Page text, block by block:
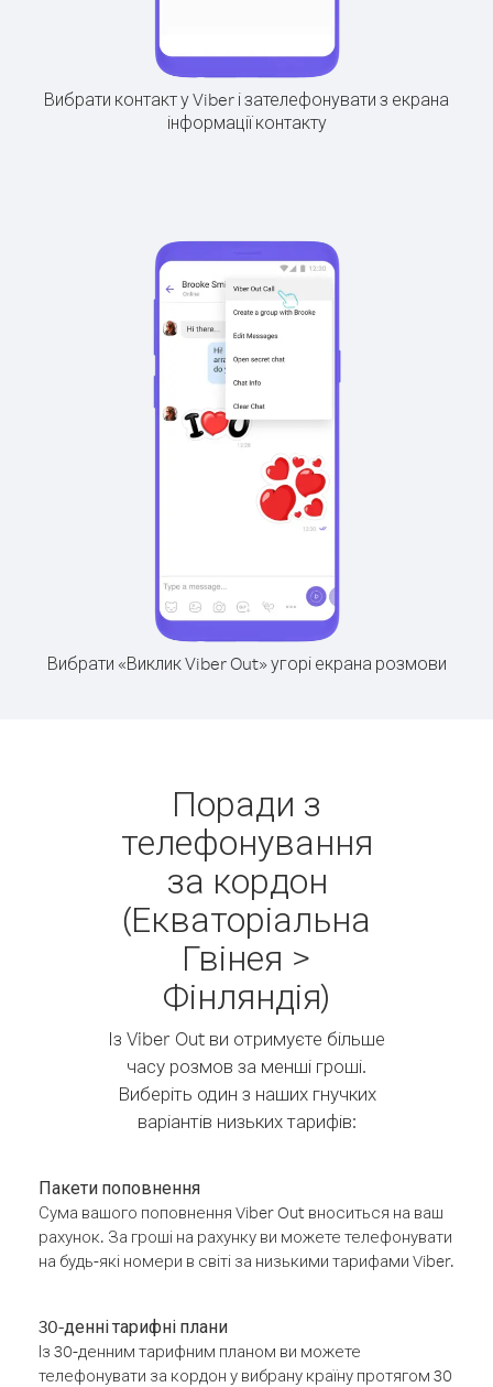
Вибрати контакт у Viber і зателефонувати з екрана
інформації контакту
Вибрати «Виклик Viber Out» угорі екрана розмови
Поради з
телефонування
за кордон
(Екваторіальна
Гвінея >
Фінляндія)
Із Viber Out ви отримуєте більше
часу розмов за менші гроші.
Виберіть один з наших гнучких
варіантів низьких тарифів:
Пакети поповнення
Сума вашого поповнення Viber Out вноситься на ваш
рахунок. За гроші на рахунку ви можете телефонувати
на будь-які номери в світі за низькими тарифами Viber.
30-денні тарифні плани
Із 30-денним тарифним планом ви можете
телефонувати за кордон у вибрану країну протягом 30